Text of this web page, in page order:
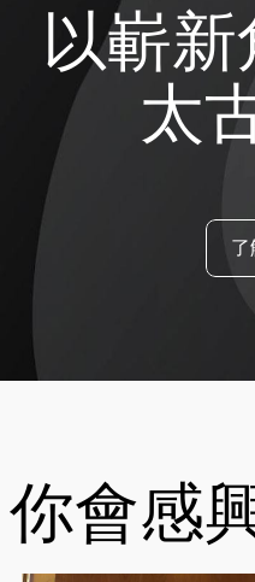
以嶄
太
了
你會感